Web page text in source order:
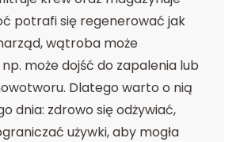
potrafi się regenerować jak
wątroba może
może dojść do zapalenia lub
Dlatego warto o nią
dnia: zdrowo się odżywiać,
używki, aby mogła